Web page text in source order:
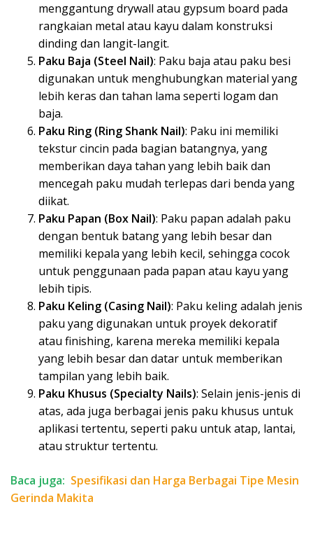
menggantung drywall atau gypsum board pada
rangkaian metal atau kayu dalam konstruksi
dinding dan langit-langit.
Paku Baja (Steel Nail): Paku baja atau paku besi
digunakan untuk menghubungkan material yang
lebih keras dan tahan lama seperti logam dan
baja.
Paku Ring (Ring Shank Nail): Paku ini memiliki
tekstur cincin pada bagian batangnya, yang
memberikan daya tahan yang lebih baik dan
mencegah paku mudah terlepas dari benda yang
diikat.
Paku Papan (Box Nail): Paku papan adalah paku
dengan bentuk batang yang lebih besar dan
memiliki kepala yang lebih kecil, sehingga cocok
untuk penggunaan pada papan atau kayu yang
lebih tipis.
Paku Keling (Casing Nail): Paku keling adalah jenis
paku yang digunakan untuk proyek dekoratif
atau finishing, karena mereka memiliki kepala
yang lebih besar dan datar untuk memberikan
tampilan yang lebih baik.
Paku Khusus (Specialty Nails): Selain jenis-jenis di
atas, ada juga berbagai jenis paku khusus untuk
aplikasi tertentu, seperti paku untuk atap, lantai,
atau struktur tertentu.
Baca juga: Spesifikasi dan Harga Berbagai Tipe Mesin
Gerinda Makita